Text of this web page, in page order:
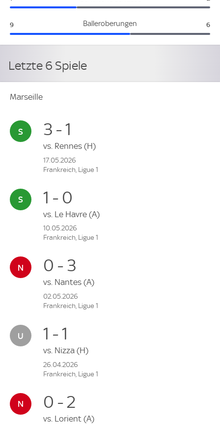
Balleroberungen
Marseille:
9 6
Letzte 6 Spiele
Marseille
3 - 1
vs. Rennes (H)
17.05.2026
Frankreich, Ligue 1
1 - 0
vs. Le Havre (A)
10.05.2026
Frankreich, Ligue 1
0 - 3
vs. Nantes (A)
02.05.2026
Frankreich, Ligue 1
1 - 1
vs. Nizza (H)
26.04.2026
Frankreich, Ligue 1
0 - 2
vs. Lorient (A)